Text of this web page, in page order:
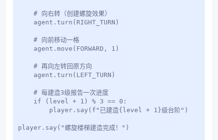
    # 向右转（创建螺旋效果）
    agent.turn(RIGHT_TURN)
    # 向前移动一格
    agent.move(FORWARD, 1)
    # 再向左转回原方向
    agent.turn(LEFT_TURN)
    # 每建造3级报告一次进度
    if (level + 1) % 3 == 0:
        player.say(f"已建造{level + 1}级台阶")
player.say("螺旋楼梯建造完成！")